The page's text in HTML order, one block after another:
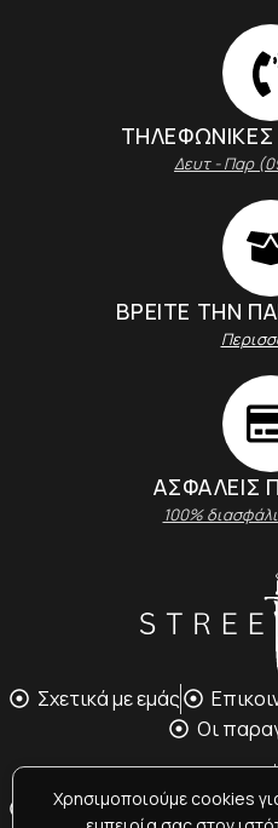
ΤΗΛΕΦΩΝΙΚΕΣ
Δευτ - Παρ
ΒΡΕΙΤΕ ΤΗΝ
ΑΣΦΑΛΕΊΣ
100%
Σχετικά με εμάς
Oι
Όροι Χρήσης
Χρησιμοποιούμε cookies